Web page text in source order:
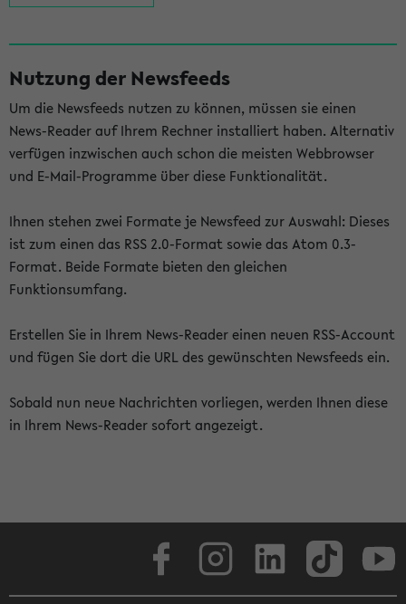
Nutzung der Newsfeeds
Um die Newsfeeds nutzen zu können, müssen sie einen
News-Reader auf Ihrem Rechner installiert haben. Alternativ
verfügen inzwischen auch schon die meisten Webbrowser
und E-Mail-Programme über diese Funktionalität.
Ihnen stehen zwei Formate je Newsfeed zur Auswahl: Dieses
ist zum einen das RSS 2.0-Format sowie das Atom 0.3-
Format. Beide Formate bieten den gleichen
Funktionsumfang.
Erstellen Sie in Ihrem News-Reader einen neuen RSS-Account
und fügen Sie dort die URL des gewünschten Newsfeeds ein.
Sobald nun neue Nachrichten vorliegen, werden Ihnen diese
in Ihrem News-Reader sofort angezeigt.